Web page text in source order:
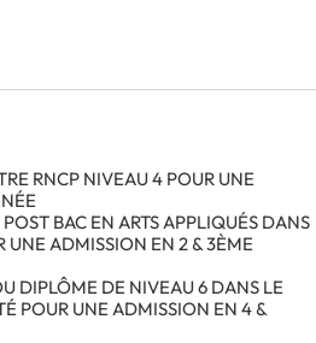
RNCP NIVEAU 4 POUR UNE
BAC EN ARTS APPLIQUÉS DANS
UNE ADMISSION EN 2 & 3ÈME
DIPLÔME DE NIVEAU 6 DANS LE
POUR UNE ADMISSION EN 4 &